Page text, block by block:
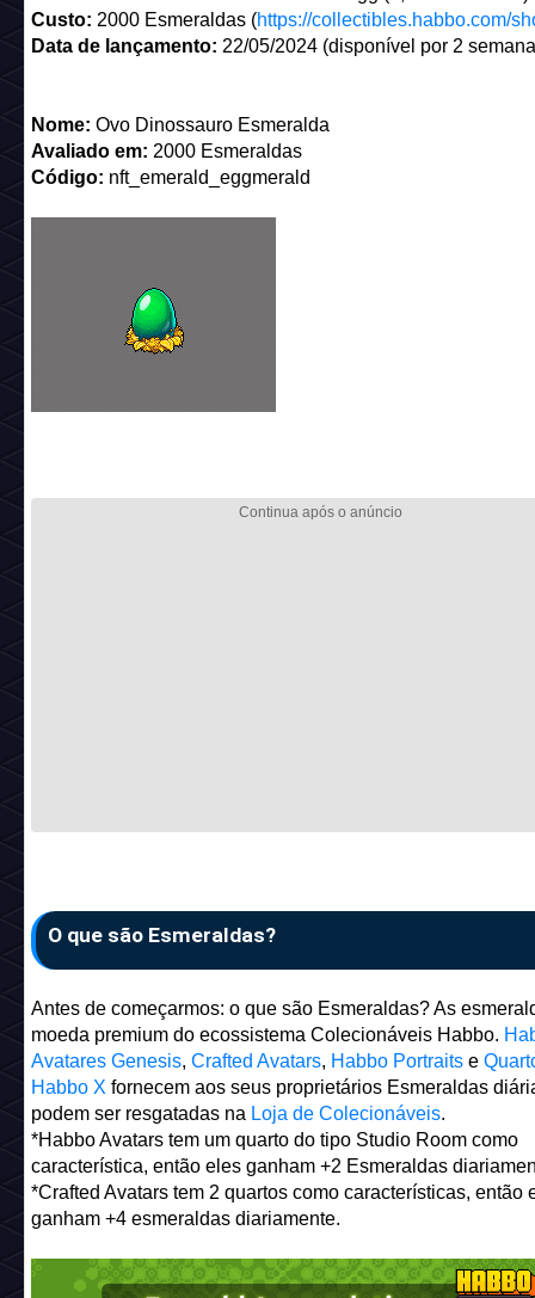
Nome na Immutable:Emerald Dino Egg (2,000 Emeralds)
Custo:2000 Esmeraldas (https://collectibles.habbo.com/
Data de lançamento:22/05/2024 (disponível por 2